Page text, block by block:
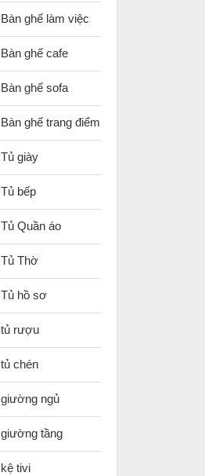
Bàn ghế làm việc
Bàn ghế cafe
Bàn ghế sofa
Bàn ghế trang điểm
Tủ giày
Tủ bếp
Tủ Quần áo
Tủ Thờ
Tủ hồ sơ
tủ rượu
tủ chén
giường ngủ
giường tầng
kệ tivi